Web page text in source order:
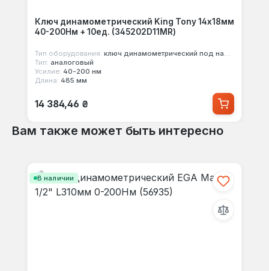
Ключ динамометрический King Tony 14х18мм
40-200Нм + 10ед. (345202D11MR)
Тип оборудования: ключ динамометрический под насадки
Тип: аналоговый
Усилие: 40-200 нм
Длина: 485 мм
Обычная цена:
14 384,46 ₴
Вам также может быть интересно
В наличии